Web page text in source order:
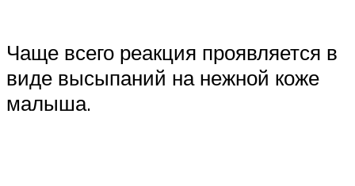
Чаще всего реакция проявляется в
виде высыпаний на нежной коже
малыша.